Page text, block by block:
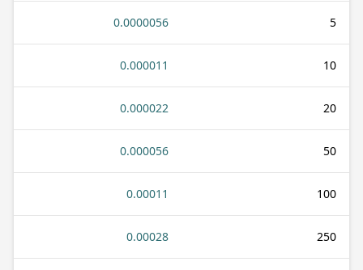
5
0.0000056
10
0.000011
20
0.000022
50
0.000056
100
0.00011
250
0.00028